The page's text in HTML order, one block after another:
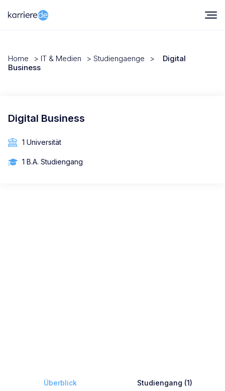
Home > IT & Medien > Studiengaenge >
Digital
Business
Digital Business
1 Universität
1 B.A. Studiengang
Überblick Studiengang (1)